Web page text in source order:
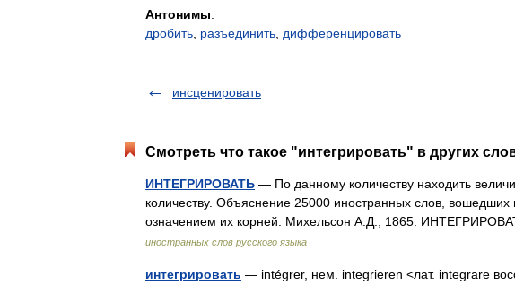
Антонимы:
дробить разъединить дифференцировать
инсценировать
Смотреть что такое "интегрировать" в других
ИНТЕГРИРОВАТЬ — По данному количеству находить
количеству. Объяснение 25000 иностранных слов, вошедших
означением их корней. Михельсон А.Д., 1865.
иностранных слов русского языка
интегрировать — intégrer, нем. integrieren <лат. integrare